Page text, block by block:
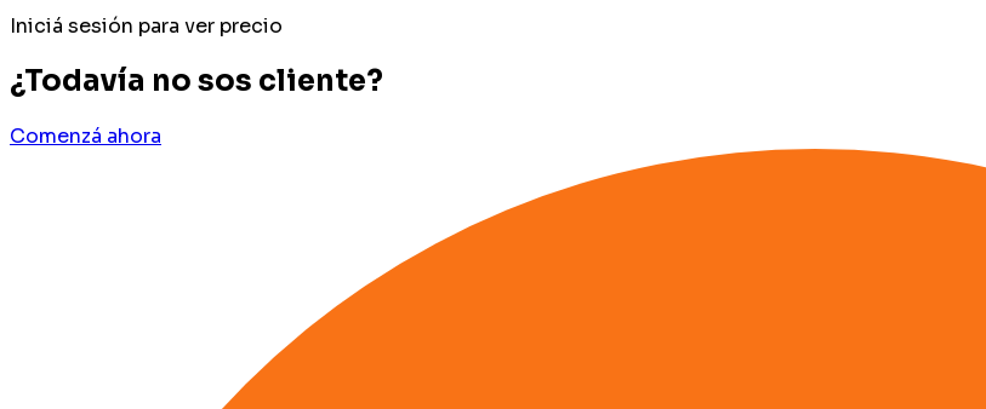
Iniciá sesión para ver precio
¿Todavía no sos cliente?
Comenzá ahora